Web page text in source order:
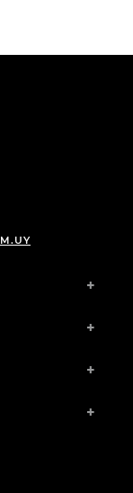
+
+
+
+